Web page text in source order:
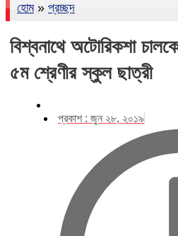
হোম» প্রচ্ছদ
বিশ্বনাথে অটোরিকশা
৫ম শ্রেণীর স্কুল ছাত্রী
প্রকাশ : জুন ২৮, ২০১৯